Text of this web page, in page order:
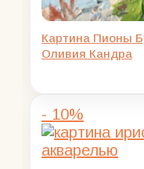
Картина Пионы
Оливия Кандра
- 10%